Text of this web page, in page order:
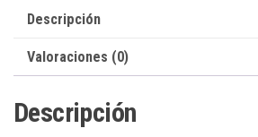
Descripción
Valoraciones (0)
Descripción